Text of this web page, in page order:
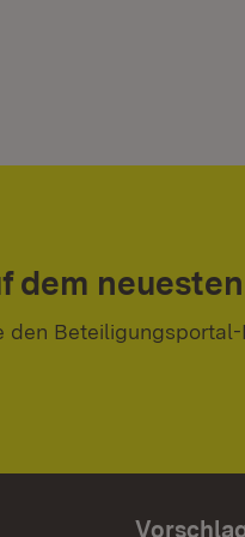
dem
den Beteiligungsportal-